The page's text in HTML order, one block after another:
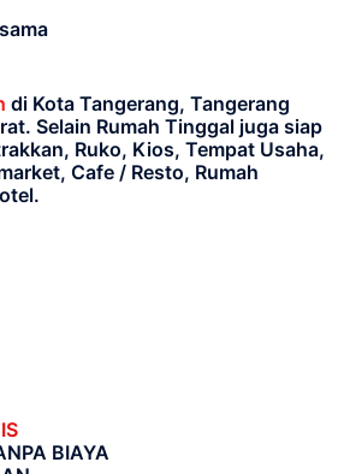
di Kota Tangerang, Tangerang
. Selain Rumah Tinggal juga siap
Ruko, Kios, Tempat Usaha,
Cafe / Resto, Rumah
BIAYA